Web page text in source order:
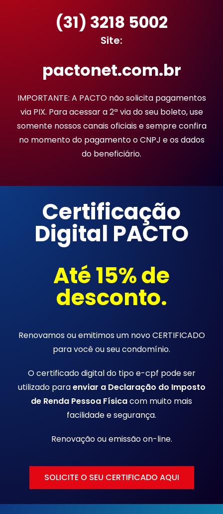
(31) 3218 5002
Site:
pactonet.com.br
IMPORTANTE: A PACTO não solicita pagamentos
via PIX. Para acessar a 2ª via do seu boleto, use
somente nossos canais oficiais e sempre confira
no momento do pagamento o CNPJ e os dados
do beneficiário.
Certificação
Digital PACTO
Até 15% de
desconto.
Renovamos ou emitimos um novo CERTIFICADO
para você ou seu condomínio.
O certificado digital do tipo e-cpf pode ser
utilizado paraenviar a Declaração do Imposto
de Renda Pessoa Físicacom muito mais
facilidade e segurança.
Renovação ou emissãoon-line.
SOLICITE O SEU CERTIFICADO AQUI